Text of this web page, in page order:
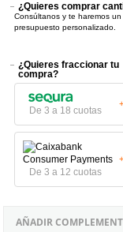
¿Quieres comprar
Consúltanos y te haremos un
presupuesto personalizado.
¿Quieres fraccionar tu
compra?
De 3 a 18 cuotas
De 3 a 12 cuotas
AÑADIR